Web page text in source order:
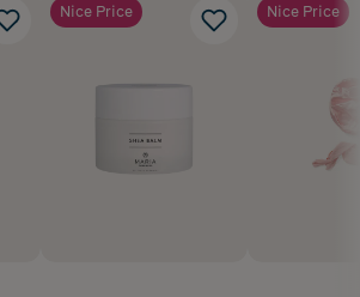
Nice Price Nice Price